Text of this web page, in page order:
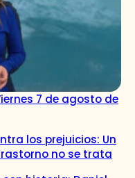
7 de agosto de
los prejuicios: Un
no se trata